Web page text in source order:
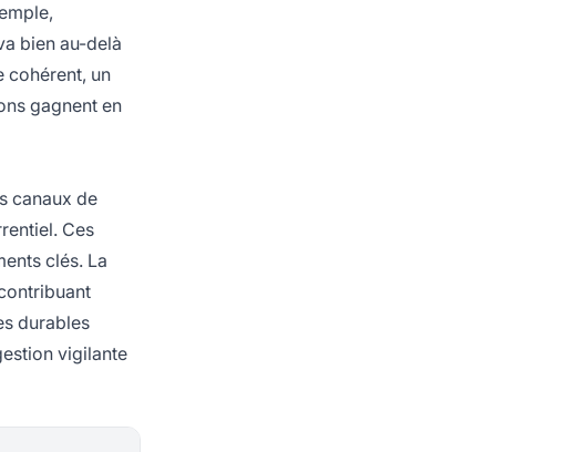
bien au-delà
cohérent, un
gagnent en
canaux de
Ces
clés. La
durables
vigilante